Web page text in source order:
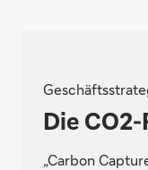
Die
„Carbon